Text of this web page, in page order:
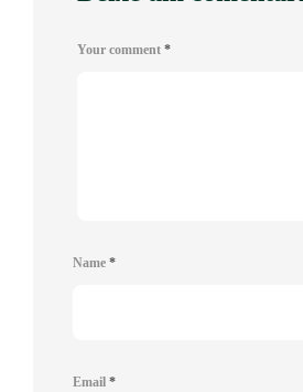
Your comment *
Name *
Email *